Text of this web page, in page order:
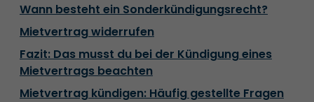
Wann besteht ein Sonderkündigungsrecht?
Mietvertrag widerrufen
Fazit: Das musst du bei der Kündigung eines
Mietvertrags beachten
Mietvertrag kündigen: Häufig gestellte Fragen